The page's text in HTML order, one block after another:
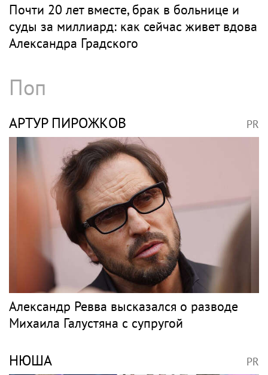
Почти 20 лет вместе, брак в больнице и
суды за миллиард: как сейчас живет вдова
Александра Градского
Поп
АРТУР ПИРОЖКОВ PR
Александр Ревва высказался о разводе
Михаила Галустяна с супругой
НЮША PR